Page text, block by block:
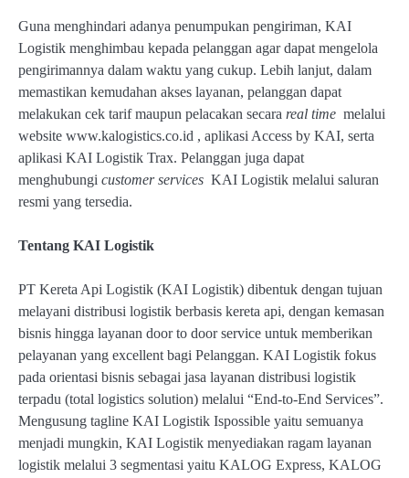
Guna menghindari adanya penumpukan pengiriman, KAI
Logistik menghimbau kepada pelanggan agar dapat mengelola
pengirimannya dalam waktu yang cukup. Lebih lanjut, dalam
memastikan kemudahan akses layanan, pelanggan dapat
melakukan cek tarif maupun pelacakan secara real time melalui
website www.kalogistics.co.id , aplikasi Access by KAI, serta
aplikasi KAI Logistik Trax. Pelanggan juga dapat
menghubungi customer services KAI Logistik melalui saluran
resmi yang tersedia.
Tentang KAI Logistik
PT Kereta Api Logistik (KAI Logistik) dibentuk dengan tujuan
melayani distribusi logistik berbasis kereta api, dengan kemasan
bisnis hingga layanan door to door service untuk memberikan
pelayanan yang excellent bagi Pelanggan. KAI Logistik fokus
pada orientasi bisnis sebagai jasa layanan distribusi logistik
terpadu (total logistics solution) melalui “End-to-End Services”.
Mengusung tagline KAI Logistik Ispossible yaitu semuanya
menjadi mungkin, KAI Logistik menyediakan ragam layanan
logistik melalui 3 segmentasi yaitu KALOG Express, KALOG